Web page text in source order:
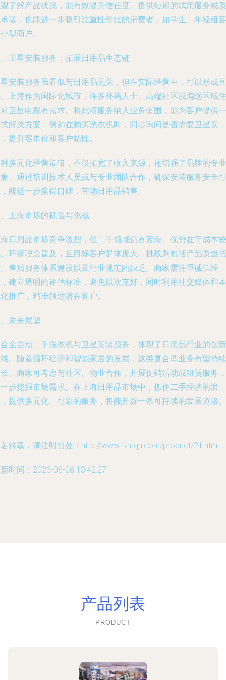
了解产品状况，能有效提升信任度。提供短期的试用服务或质
诺，也能进一步吸引注重性价比的消费者，如学生、年轻租客
型商户。
卫星安装服务：拓展日用品生态链
安装服务虽看似与日用品无关，但在实际经营中，可以形成互
上海作为国际化城市，许多外籍人士、高端社区或偏远区域住
卫星电视有需求。将此项服务纳入业务范围，能为客户提供一
解决方案，例如在购买洗衣机时，同步询问是否需要卫星安
提升客单价和客户粘性。
多元化经营策略，不仅拓宽了收入来源，还增强了品牌的专业
。通过培训技术人员或与专业团队合作，确保安装服务安全可
能进一步赢得口碑，带动日用品销售。
上海市场的机遇与挑战
日用品市场竞争激烈，但二手领域仍有蓝海。优势在于成本较
环保理念普及，且目标客户群体庞大。挑战则包括产品质量把
售后服务体系建设以及行业规范的缺乏。商家需注重诚信经
建立透明的评估标准，避免以次充好，同时利用社交媒体和本
推广，精准触达潜在客户。
未来展望
全自动二手洗衣机与卫星安装服务，体现了日用品行业的创新
。随着循环经济和智能家居的发展，这类复合型业务有望持续
。商家可考虑与社区、物业合作，开展促销活动或租赁服务，
步挖掘市场需求。在上海日用品市场中，抓住二手经济的浪
提供多元化、可靠的服务，将能开辟一条可持续的发展道路。
转载，请注明出处：http://www.fkmqh.com/product/21.html
时间：2026-08-06 13:42:27
产品列表
PRODUCT